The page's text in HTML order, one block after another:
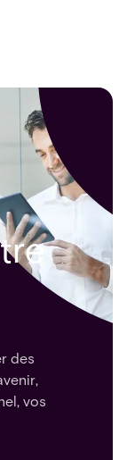
et la
hôpitaux
des
vos